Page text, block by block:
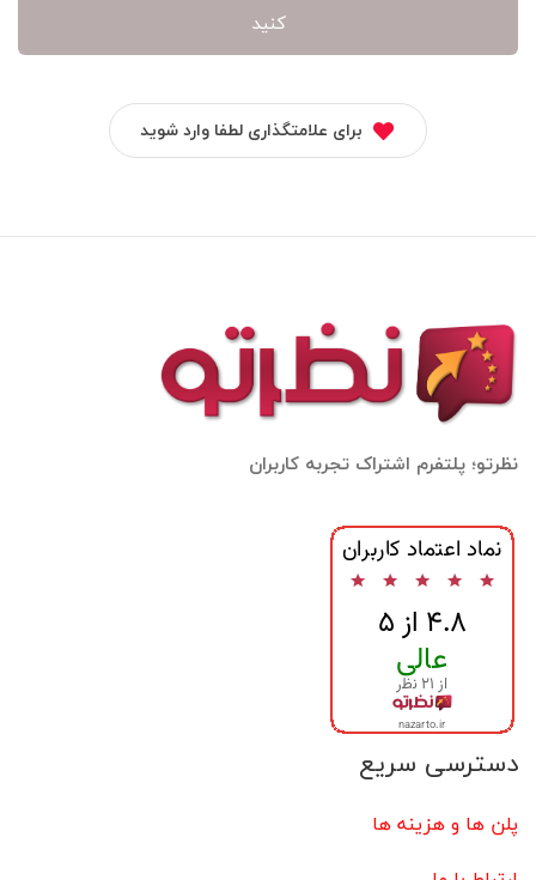
کنید
برای علامتگذاری لطفا وارد شوید
نظرتو؛ پلتفرم اشتراک تجربه کاربران
دسترسی سریع
پلن ها و هزینه ها